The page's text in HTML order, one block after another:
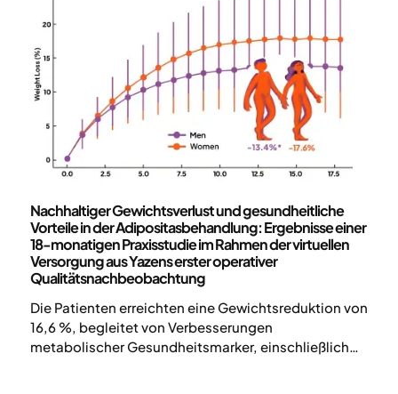
Nachhaltiger Gewichtsverlust und gesundheitliche
Vorteile in der Adipositasbehandlung: Ergebnisse einer
18-monatigen Praxisstudie im Rahmen der virtuellen
Versorgung aus Yazens erster operativer
Qualitätsnachbeobachtung
Die Patienten erreichten eine Gewichtsreduktion von
16,6 %, begleitet von Verbesserungen
metabolischer Gesundheitsmarker, einschließlich